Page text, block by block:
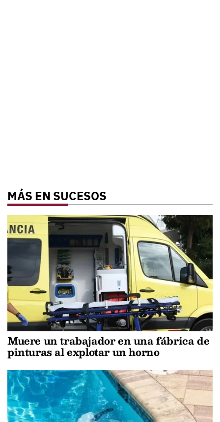
MÁS EN SUCESOS
Muere un trabajador en una fábrica de
pinturas al explotar un horno